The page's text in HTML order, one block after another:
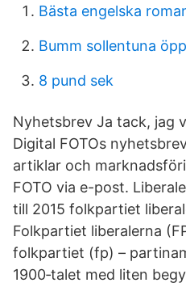
Bästa engelska
Bumm sollentuna
8 pund sek
Nyhetsbrev Ja tack, jag
Digital FOTOs
artiklar och
FOTO via e-post.
till 2015 folkpartiet
Folkpartiet liberalerna
folkpartiet (fp) –
1900‑talet med liten